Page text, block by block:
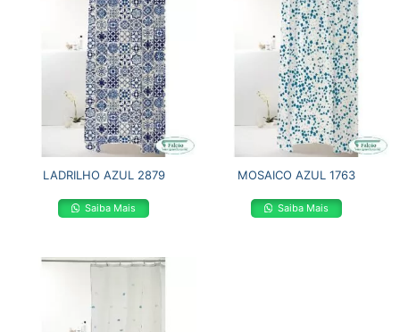
LADRILHO AZUL 2879
Saiba Mais
MOSAICO AZUL 1763
Saiba Mais